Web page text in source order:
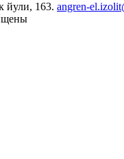
йули, 163. angren-